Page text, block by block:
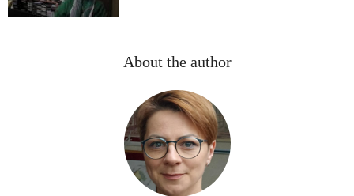
About the author